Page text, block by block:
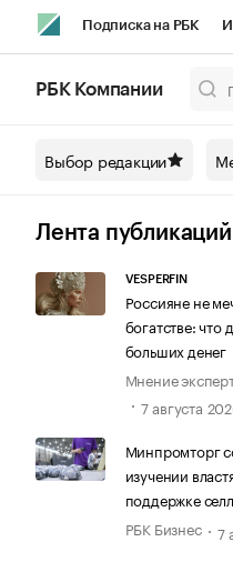
Подписка на РБК
Спецпроекты СПб
Технологии и медиа
РБК Компании
Выбор редакции
Лента публикаций
VESPERFIN
Россияне не
богатстве: что
больших денег
Мнение
7 августа
Минпромторг
изучении
поддержке
РБК Бизнес
7